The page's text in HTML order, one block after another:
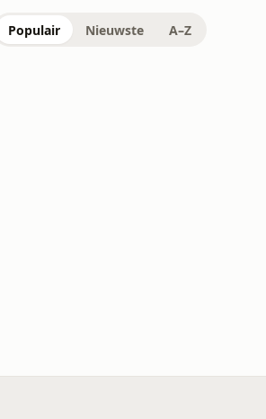
Populair Nieuwste A–Z